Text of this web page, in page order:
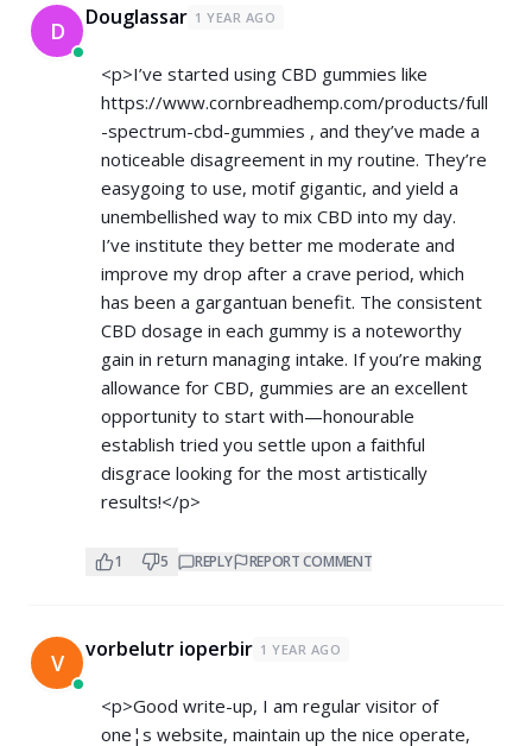
D Douglassar 1 YEAR AGO
<p>I’ve started using CBD gummies like
https://www.cornbreadhemp.com/products/full
-spectrum-cbd-gummies , and they’ve made a
noticeable disagreement in my routine. They’re
easygoing to use, motif gigantic, and yield a
unembellished way to mix CBD into my day.
I’ve institute they better me moderate and
improve my drop after a crave period, which
has been a gargantuan benefit. The consistent
CBD dosage in each gummy is a noteworthy
gain in return managing intake. If you’re making
allowance for CBD, gummies are an excellent
opportunity to start with—honourable
establish tried you settle upon a faithful
disgrace looking for the most artistically
results!</p>
1 5 REPLY REPORT COMMENT
V vorbelutr ioperbir 1 YEAR AGO
<p>Good write-up, I am regular visitor of
one¦s website, maintain up the nice operate,